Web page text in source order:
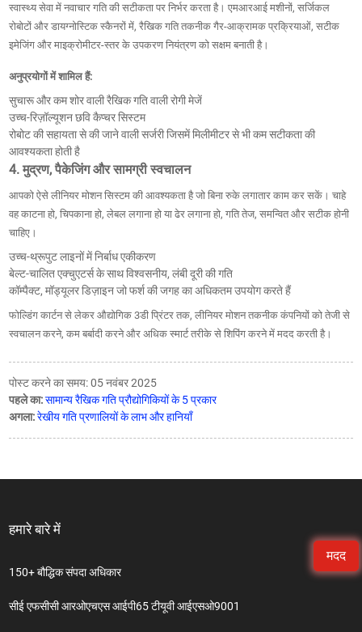
मदद
स्वास्थ्य सेवा में नवाचार गति की सटीकता पर निर्भर करता है। एमआरआई मशीनों, सर्जिकल
रोबोटों और डायग्नोस्टिक स्कैनरों में, रैखिक गति तकनीक गैर-आक्रामक प्रक्रियाओं, सटीक
इमेजिंग और माइक्रोमीटर-स्तर के उपकरण नियंत्रण को सक्षम बनाती है।
अनुप्रयोगों में शामिल हैं:
सुचारू और कम शोर वाली रैखिक गति वाली रोगी मेजें
उच्च-रिज़ॉल्यूशन छवि कैप्चर सिस्टम
रोबोट की सहायता से की जाने वाली सर्जरी जिसमें मिलीमीटर से भी कम सटीकता की
आवश्यकता होती है
4. मुद्रण, पैकेजिंग और सामग्री स्वचालन
आपको ऐसे लीनियर मोशन सिस्टम की आवश्यकता है जो बिना रुके लगातार काम कर सकें। चाहे
वह काटना हो, चिपकाना हो, लेबल लगाना हो या ढेर लगाना हो, गति तेज, समन्वित और सटीक होनी
चाहिए।
उच्च-थ्रूपुट लाइनों में निर्बाध एकीकरण
बेल्ट-चालित एक्चुएटर्स के साथ विश्वसनीय, लंबी दूरी की गति
कॉम्पैक्ट, मॉड्यूलर डिज़ाइन जो फर्श की जगह का अधिकतम उपयोग करते हैं
फोल्डिंग कार्टन से लेकर औद्योगिक 3डी प्रिंटर तक, लीनियर मोशन तकनीक कंपनियों को तेजी से
स्वचालन करने, कम बर्बादी करने और अधिक स्मार्ट तरीके से शिपिंग करने में मदद करती है।
पोस्ट करने का समय: 05 नवंबर 2025
पहले का: सामान्य रैखिक गति प्रौद्योगिकियों के 5 प्रकार
अगला: रेखीय गति प्रणालियों के लाभ और हानियाँ
हमारे बारे में
150+ बौद्धिक संपदा अधिकार
सीई एफसीसी आरओएचएस आईपी65 टीयूवी आईएसओ9001